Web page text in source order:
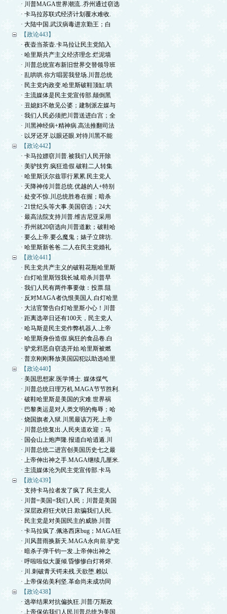
· 川普MAGA世界潮流..乔州通过窃选
· 卡马拉苏联式经济计划覆水难收.
· 大陆中国.武汉病毒进京勤王；白
【政论443】
· 夜壶当茶壶.卡马拉让民主党陷入
· 哈里斯共产主义经济理念.烂泥墙
· 川普总统宣布新旧世界交替领导班
· 乱哄哄.你方唱罢我登场.川普总统
· 民主党内政变.哈里斯破鞋顶缸.哄
· 主流媒体是民主党宣传部.颠倒黑
· 丑媳妇不敢见公婆；建制派左媒与
· 我们人民必须把川普送进白宫；全
· 川黑神经病+精神病.高法推翻司法
· 以牙还牙.以眼还眼.对待川黑不能
【政论442】
· 卡马拉嫖窃川普.被我们人民开除
· 美驴技穷.疯狂造假.破鞋二人转集
· 哈里斯沃尔兹罪行累累.民主党人
· 天降神传川普总统.优越的人+特别
· 处变不惊.川总统胜卷在握；暗杀
· 21世纪头等大事.美国窃选；24大
· 最高法院支持川普.维吉尼亚采用
· 乔州就20窃选向川普道歉；破鞋哈
· 要么上帝.要么魔鬼；婊子立牌坊.
· 哈里斯新爸爸.二人在民主党婚礼
【政论441】
· 民主党共产主义的破鞋花瓶哈里斯
· 白灯哈里斯毁我长城.暗杀川普早
· 我们人民有两件事要做：投票.阻
· 反对MAGA者仇恨美国人.白灯哈里
· 大法官警告白灯哈里斯小心！川普
· 距离选举日还有100天，民主党人
· 哈马斯是民主党作弊机器人.上帝
· 哈里斯身份造假.疯狂的食品卷.白
· 驴党邪恶自窃选开始.哈里斯被燃
· 普京刚刚释放美国囚犯以助选哈里
【政论440】
· 美国思想家.医学博士. 媒体煤气
· 川普总统日理万机.MAGA节节胜利.
· 破鞋哈里斯是美国的灾难.世界祸
· 巴黎奥运是对人类文明的侮辱；哈
· 烧国旗者入狱.川黑最该万死.上帝
· 川普总统复出.人民夹道欢迎；马
· 国会山上炮声隆.报道白哈逍遁.川
· 川普总统二进宫创美国历史七之最
· 上帝伸出神之手.MAGA继续几厘米.
· 主流媒体沦为民主党宣传部.卡马
【政论439】
· 支持卡马拉者发了疯了.民主党人
· 川普=美国=我们人民；川普是美国
· 深层政府狂犬吠日.欺骗我们人民.
· 民主党是对美国民主的威胁.川普
· 卡马拉疯了.佩洛西床bug；MAGA狂
· 川风普雨换新天.MAGA永向前.驴党
· 暗杀子弹千钧一发.上帝伸出神之
· 呼啦啦似大厦倾.昏惨惨白灯将烬.
· 川.刺破青天锷未残.天欲堕.赖以
· 上帝保佑美利坚.革命尚未成功同
【政论438】
· 选举结果对抗偏执狂.川普/万斯政
· 上帝保佑我们人民川普总统为美国